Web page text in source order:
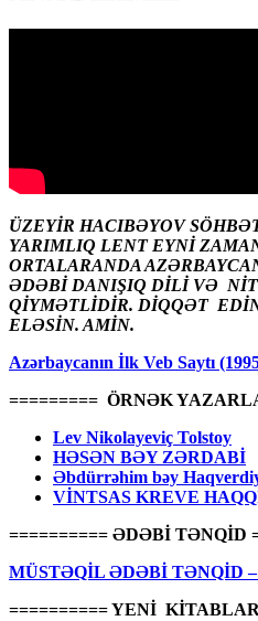
ÜZEYİR HACIBƏYOV
YARIMLIQ LENT EYNİ
ORTALARANDA
ƏDƏBİ DANIŞIQ DİLİ VƏ
QİYMƏTLİDİR. DİQQƏT
ELƏSİN. AMİN.
Azərbaycanın İlk Veb Saytı
========= ÖRNƏK
Lev Nikolayeviç Tolstoy
HƏSƏN BƏY ZƏRDABİ
Əbdürrəhim bəy
VİNTSAS KREVE
========== ƏDƏBİ TƏNQİD
MÜSTƏQİL ƏDƏBİ TƏNQİD
========== YENİ